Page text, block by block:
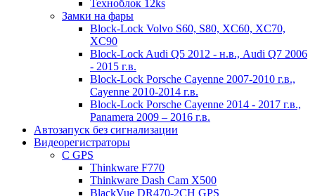
Техноблок 12ks
Замки на фары
Block-Lock Volvo S60, S80, XC60, XC70,
XC90
Block-Lock Audi Q5 2012 - н.в., Audi Q7 2006
- 2015 г.в.
Block-Lock Porsche Cayenne 2007-2010 г.в.,
Cayenne 2010-2014 г.в.
Block-Lock Porsche Cayenne 2014 - 2017 г.в.,
Panamera 2009 – 2016 г.в.
Автозапуск без сигнализации
Видеорегистраторы
С GPS
Thinkware F770
Thinkware Dash Cam X500
BlackVue DR470-2CH GPS